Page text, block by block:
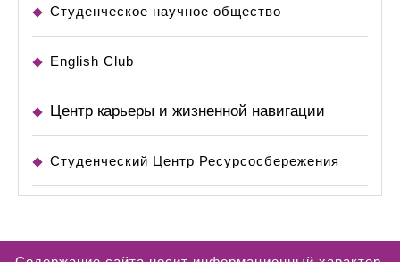
Студенческое научное общество
English Club
Центр карьеры и жизненной навигации
Студенческий Центр Ресурсосбережения